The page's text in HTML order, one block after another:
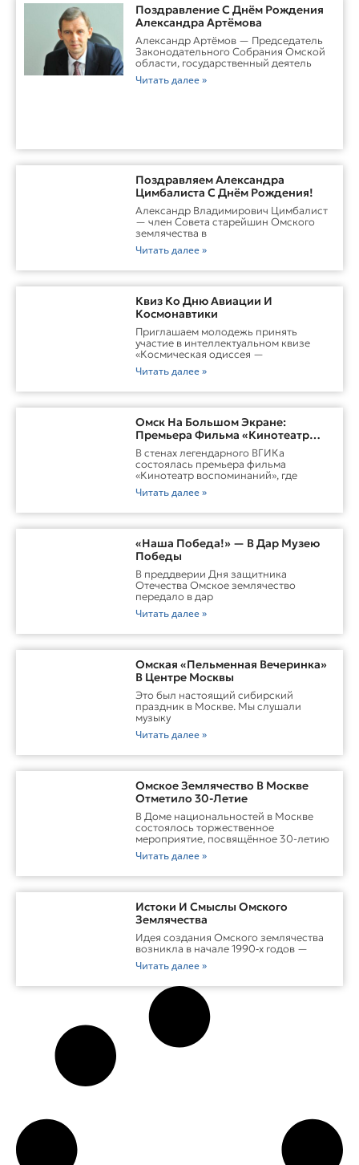
Поздравление С Днём Рождения
Александра Артёмова
Александр Артёмов — Председатель
Законодательного Собрания Омской
области, государственный деятель
Читать далее »
Поздравляем Александра
Цимбалиста С Днём Рождения!
Александр Владимирович Цимбалист
— член Совета старейшин Омского
землячества в
Читать далее »
Квиз Ко Дню Авиации И
Космонавтики
Приглашаем молодежь принять
участие в интеллектуальном квизе
«Космическая одиссея —
Читать далее »
Омск На Большом Экране:
Премьера Фильма «Кинотеатр
Воспоминаний»
В стенах легендарного ВГИКа
состоялась премьера фильма
«Кинотеатр воспоминаний», где
Читать далее »
«Наша Победа!» — В Дар Музею
Победы
В преддверии Дня защитника
Отечества Омское землячество
передало в дар
Читать далее »
Омская «Пельменная Вечеринка»
В Центре Москвы
Это был настоящий сибирский
праздник в Москве. Мы слушали
музыку
Читать далее »
Омское Землячество В Москве
Отметило 30-Летие
В Доме национальностей в Москве
состоялось торжественное
мероприятие, посвящённое 30-летию
Читать далее »
Истоки И Смыслы Омского
Землячества
Идея создания Омского землячества
возникла в начале 1990‑х годов —
Читать далее »